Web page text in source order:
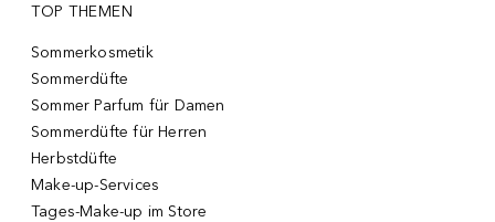
TOP THEMEN
Sommerkosmetik
Sommerdüfte
Sommer Parfum für Damen
Sommerdüfte für Herren
Herbstdüfte
Make-up-Services
Tages-Make-up im Store